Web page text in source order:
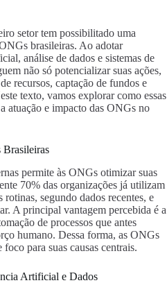
setor tem possibilitado uma
brasileiras. Ao adotar
análise de dados e sistemas de
não só potencializar suas ações,
recursos, captação de fundos e
texto, vamos explorar como essas
atuação e impacto das ONGs no
Brasileiras
permite às ONGs otimizar suas
70% das organizações já utilizam
segundo dados recentes, e
A principal vantagem percebida é a
de processos que antes
humano. Dessa forma, as ONGs
para suas causas centrais.
Artificial e Dados